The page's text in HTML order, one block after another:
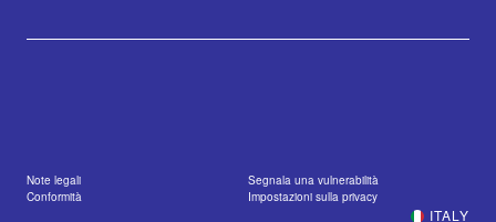
Note legali
Segnala una vulnerabilità
Conformità
Impostazioni sulla privacy
ITALY